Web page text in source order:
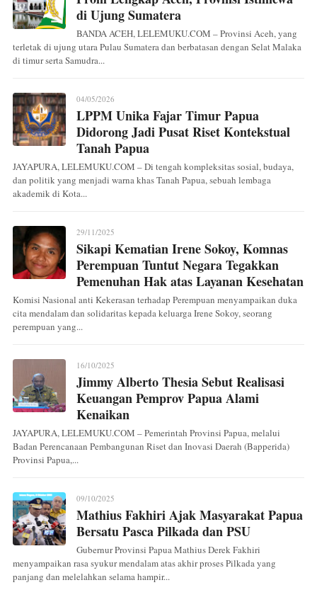
di Ujung Sumatera
BANDA ACEH, LELEMUKU.COM – Provinsi Aceh, yang
terletak di ujung utara Pulau Sumatera dan berbatasan dengan Selat Malaka
di timur serta Samudra...
04/05/2026
LPPM Unika Fajar Timur Papua
Didorong Jadi Pusat Riset Kontekstual
Tanah Papua
JAYAPURA, LELEMUKU.COM – Di tengah kompleksitas sosial, budaya,
dan politik yang menjadi warna khas Tanah Papua, sebuah lembaga
akademik di Kota...
29/11/2025
Sikapi Kematian Irene Sokoy, Komnas
Perempuan Tuntut Negara Tegakkan
Pemenuhan Hak atas Layanan Kesehatan
Komisi Nasional anti Kekerasan terhadap Perempuan menyampaikan duka
cita mendalam dan solidaritas kepada keluarga Irene Sokoy, seorang
perempuan yang...
16/10/2025
Jimmy Alberto Thesia Sebut Realisasi
Keuangan Pemprov Papua Alami
Kenaikan
JAYAPURA, LELEMUKU.COM – Pemerintah Provinsi Papua, melalui
Badan Perencanaan Pembangunan Riset dan Inovasi Daerah (Bapperida)
Provinsi Papua,...
09/10/2025
Mathius Fakhiri Ajak Masyarakat Papua
Bersatu Pasca Pilkada dan PSU
Gubernur Provinsi Papua Mathius Derek Fakhiri
menyampaikan rasa syukur mendalam atas akhir proses Pilkada yang
panjang dan melelahkan selama hampir...